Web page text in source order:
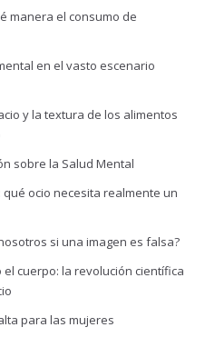
manera el consumo de
en el vasto escenario
y la textura de los alimentos
sobre la Salud Mental
ocio necesita realmente un
si una imagen es falsa?
el cuerpo: la revolución científica
para las mujeres